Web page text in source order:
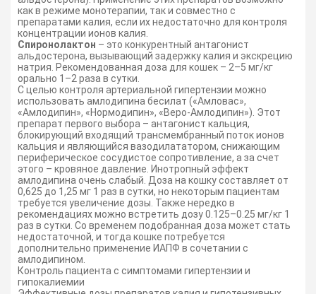
как в режиме монотерапии, так и совместно с
препаратами калия, если их недостаточно для контроля
концентрации ионов калия.
Спиронолактон – это конкурентный антагонист
альдостерона, вызывающий задержку калия и экскрецию
натрия. Рекомендованная доза для кошек – 2–5 мг/кг
орально 1–2 раза в сутки.
С целью контроля артериальной гипертензии можно
использовать амлодипина бесилат («Амловас»,
«Амлодипин», «Нормодипин», «Веро-Амлодипин»). Этот
препарат первого выбора – антагонист кальция,
блокирующий входящий трансмембранный поток ионов
кальция и являющийся вазодилататором, снижающим
периферическое сосудистое сопротивление, а за счет
этого – кровяное давление. Инотропный эффект
амлодипина очень слабый. Доза на кошку составляет от
0,625 до 1,25 мг 1 раз в сутки, но некоторым пациентам
требуется увеличение дозы. Также нередко в
рекомендациях можно встретить дозу 0.125–0.25 мг/кг 1
раз в сутки. Со временем подобранная доза может стать
недостаточной, и тогда кошке потребуется
дополнительно применение ИАПФ в сочетании с
амлодипином.
Контроль пациента с симптомами гипертензии и
гипокалиемии